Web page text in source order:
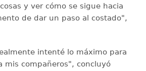
y ver cómo se sigue hacia
de dar un paso al costado",
intenté lo máximo para
mis compañeros", concluyó